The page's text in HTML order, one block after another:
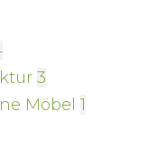
3
Möbel 1